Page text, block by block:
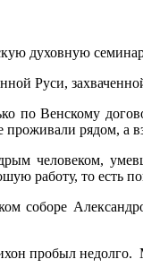
духовную
Руси,
по Венскому
проживали рядом,
человеком,
работу, то есть
соборе
пробыл